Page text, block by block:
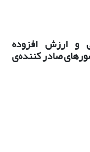
و ارزش افزوده
صادر کننده‌ی